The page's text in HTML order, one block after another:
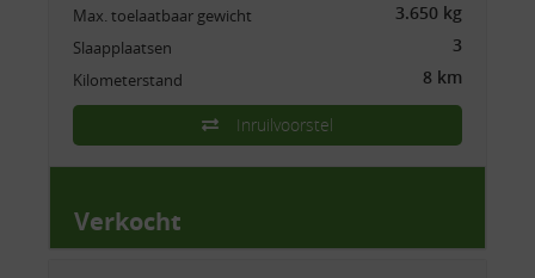
Max. toelaatbaar gewicht 3.650 kg
Slaapplaatsen 3
Kilometerstand 8 km
Inruilvoorstel
Verkocht